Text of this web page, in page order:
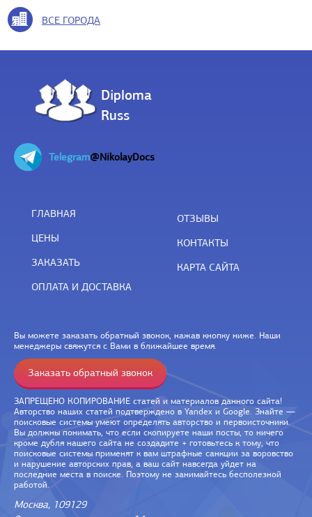
ВСЕ ГОРОДА
Diploma
Russ
Telegram@NikolayDocs
ГЛАВНАЯ
ЦЕНЫ
ЗАКАЗАТЬ
ОПЛАТА И ДОСТАВКА
ОТЗЫВЫ
КОНТАКТЫ
КАРТА САЙТА
Вы можете заказать обратный звонок, нажав кнопку ниже. Наши
менеджеры свяжутся с Вами в ближайшее время.
Заказать обратный звонок
ЗАПРЕЩЕНО КОПИРОВАНИЕ статей и материалов данного сайта!
Авторство наших статей подтверждено в Yandex и Google. Знайте —
поисковые системы умеют определять авторство и первоисточники.
Вы должны понимать, что если скопируете наши посты, то ничего
кроме дубля нашего сайта не создадите + готовьтесь к тому, что
поисковые системы применят к вам штрафные санкции за воровство
и нарушение авторских прав, а ваш сайт навсегда уйдет на
последние места в поиске. Поэтому не занимайтесь бесполезной
работой.
Москва, 109129